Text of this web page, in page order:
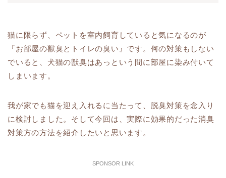
猫に限らず、ペットを室内飼育していると気になるのが
『お部屋の獣臭とトイレの臭い』です。何の対策もしない
でいると、犬猫の獣臭はあっという間に部屋に染み付いて
しまいます。
我が家でも猫を迎え入れるに当たって、脱臭対策を念入り
に検討しました。そして今回は、実際に効果的だった消臭
対策方の方法を紹介したいと思います。
SPONSOR LINK